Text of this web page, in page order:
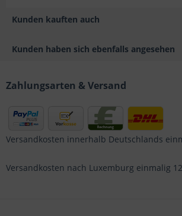
Kunden kauften auch
Kunden haben sich ebenfalls angesehen
Zahlungsarten & Versand
Versandkosten innerhalb Deutschlands
Versandkosten nach Luxemburg einmalig